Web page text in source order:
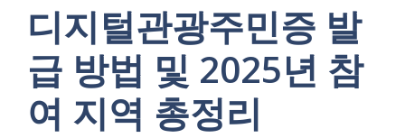
디지털관광주민증 발
급 방법 및 2025년 참
여 지역 총정리